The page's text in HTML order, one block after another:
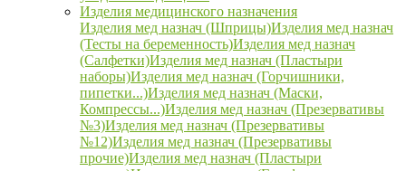
Изделия медицинского назначения
Изделия мед назнач (Шприцы)Изделия мед назнач
(Тесты на беременность)Изделия мед назнач
(Салфетки)Изделия мед назнач (Пластыри
наборы)Изделия мед назнач (Горчишники,
пипетки...)Изделия мед назнач (Маски,
Компрессы...)Изделия мед назнач (Презервативы
№3)Изделия мед назнач (Презервативы
№12)Изделия мед назнач (Презервативы
прочие)Изделия мед назнач (Пластыри